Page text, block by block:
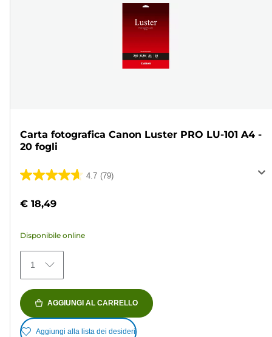
Carta fotografica Canon Luster PRO LU-101 A4 -
20 fogli
4.7 (79)
4.7
5
79
recensioni
€ 18,49
Disponibile online
1
AGGIUNGI AL CARRELLO
Aggiungi alla lista dei desideri